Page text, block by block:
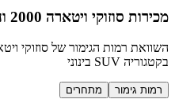
מכירות סוזוקי ויטארה 2000 והשוואה למתחרים
בקטגוריה SUV בינוני
רמות גימור מתחרים